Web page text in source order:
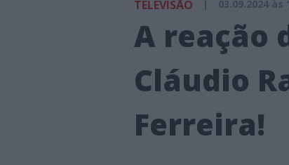
TELEVISÃO | 03.09.2024 às
A reação
Cláudio
Ferreira!